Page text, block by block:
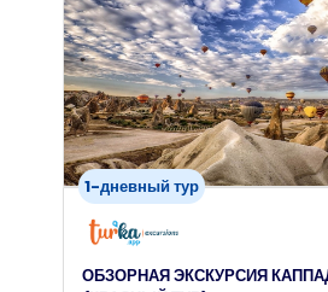
1-дневный тур
ОБЗОРНАЯ ЭКСКУРСИЯ